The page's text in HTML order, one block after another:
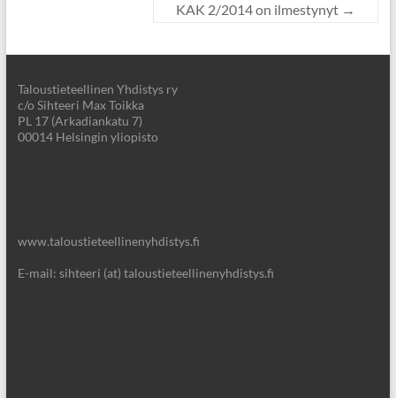
KAK 2/2014 on ilmestynyt →
Taloustieteellinen Yhdistys ry
c/o Sihteeri Max Toikka
PL 17 (Arkadiankatu 7)
00014 Helsingin yliopisto
www.taloustieteellinenyhdistys.fi
E-mail: sihteeri (at) taloustieteellinenyhdistys.fi